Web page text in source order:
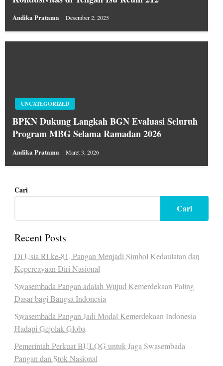
Andika Pratama Desember 2, 2025
UNCATEGORIZED
BPKN Dukung Langkah BGN Evaluasi Seluruh
Program MBG Selama Ramadan 2026
Andika Pratama Maret 3, 2026
Cari
Cari
Recent Posts
Di Usia RI ke-81, Pangan Menjadi Simbol Kedaulatan dan
Kepercayaan Diri Nasional
Swasembada Pangan adalah Wujud Kemerdekaan Paling
Dasar bagi Bangsa Indonesia
Swasembada Pangan Jadi Modal Kemerdekaan Indonesia
Hadapi Gejolak Globa
Pemerintah Perkuat BULOG untuk Jaga Swasembada
Pangan dan Stok Nasional